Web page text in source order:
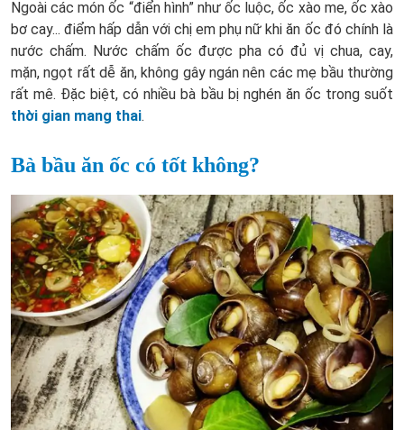
Ngoài các món ốc “điển hình” như ốc luộc, ốc xào me, ốc xào
bơ cay... điểm hấp dẫn với chị em phụ nữ khi ăn ốc đó chính là
nước chấm. Nước chấm ốc được pha có đủ vị chua, cay,
mặn, ngọt rất dễ ăn, không gây ngán nên các mẹ bầu thường
rất mê. Đặc biệt, có nhiều bà bầu bị nghén ăn ốc trong suốt
thời gian mang thai.
Bà bầu ăn ốc có tốt không?